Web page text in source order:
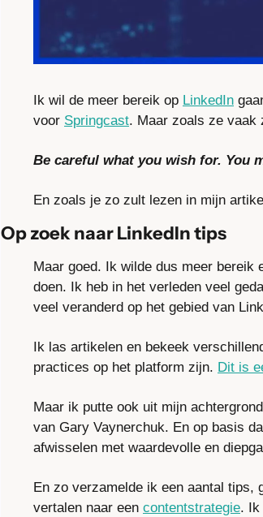
Ik wil de meer bereik op LinkedIn
voor Springcast. Maar zoals ze vaak
Be careful what you wish for. You
En zoals je zo zult lezen in mijn
Op zoek naar LinkedIn tips
Maar goed. Ik wilde dus meer
doen. Ik heb in het verleden veel
veel veranderd op het gebied van
Ik las artikelen en bekeek
practices op het platform zijn. Dit is
Maar ik putte ook uit mijn
van Gary Vaynerchuk. En op basis
afwisselen met waardevolle en
En zo verzamelde ik een aantal tips,
vertalen naar een contentstrategie. Ik